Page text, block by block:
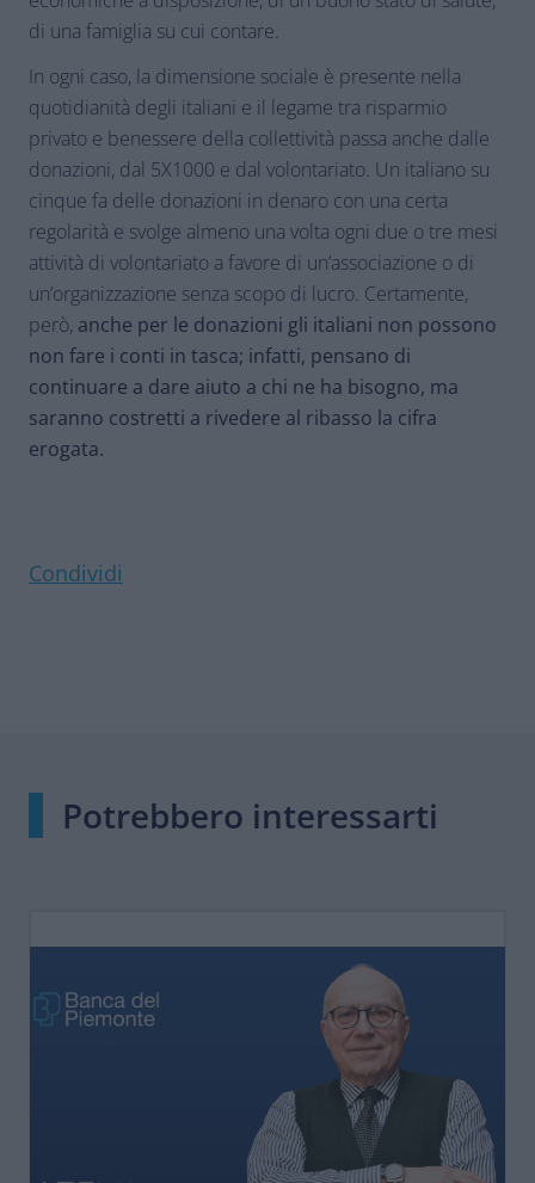
di una famiglia su cui contare.
In ogni caso, la dimensione sociale è presente nella
quotidianità degli italiani e il legame tra risparmio
privato e benessere della collettività passa anche dalle
donazioni, dal 5X1000 e dal volontariato. Un italiano su
cinque fa delle donazioni in denaro con una certa
regolarità e svolge almeno una volta ogni due o tre mesi
attività di volontariato a favore di un’associazione o di
un’organizzazione senza scopo di lucro. Certamente,
però, anche per le donazioni gli italiani non possono
non fare i conti in tasca; infatti, pensano di
continuare a dare aiuto a chi ne ha bisogno, ma
saranno costretti a rivedere al ribasso la cifra
erogata.
Condividi
Potrebbero interessarti